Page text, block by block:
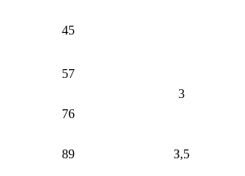
45
57
3
76
89 З,5